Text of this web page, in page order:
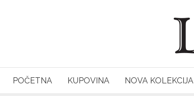
POČETNA KUPOVINA NOVA KOLEKCIJA